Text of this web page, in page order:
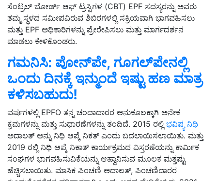
ಸೆಂಟ್ರಲ್ ಬೋರ್ಡ್ ಆಫ್ ಟ್ರಸ್ಟಿಗಳ (CBT) EPF ಸದಸ್ಯರನ್ನು ಅವರು
ತಮ್ಮ ಸ್ಥಳದ ಸಮೀಪವಿರುವ ಶಿಬಿರಗಳಲ್ಲಿ ಸಕ್ರಿಯವಾಗಿ ಭಾಗವಹಿಸಲು
ಮತ್ತು EPF ಅಧಿಕಾರಿಗಳನ್ನು ಪ್ರೇರೇಪಿಸಲು ಮತ್ತು ಮಾರ್ಗದರ್ಶನ
ಮಾಡಲು ಕೇಳಿಕೊಂಡರು.
ಗಮನಿಸಿ: ಪೋನ್‌ಪೇ, ಗೂಗಲ್‌ಪೇನಲ್ಲಿ
ಒಂದು ದಿನಕ್ಕೆ ಇನ್ಮುಂದೆ ಇಷ್ಟು ಹಣ ಮಾತ್ರ
ಕಳಿಸಬಹುದು!
ವರ್ಷಗಳಲ್ಲಿ EPFO ​​ತನ್ನ ಚಂದಾದಾರರ ಅನುಕೂಲಕ್ಕಾಗಿ ಅನೇಕ
ಕ್ರಮಗಳನ್ನು ಮತ್ತು ಸುಧಾರಣೆಗಳನ್ನು ತಂದಿದೆ. 2015 ರಲ್ಲಿ ಭವಿಷ್ಯ ನಿಧಿ
ಅದಾಲತ್ ಅನ್ನು ನಿಧಿ ಆಪ್ಕೆ ನಿಕತ್ ಎಂದು ಬದಲಾಯಿಸಲಾಯಿತು. ಮತ್ತು
2019 ರಲ್ಲಿ ನಿಧಿ ಆಪ್ಕೆ ನಿಕಾತ್ ಕಾರ್ಯಕ್ರಮದ ವಿಸ್ತರಣೆಯನ್ನು ಕಾರ್ಮಿಕ
ಸಂಘಗಳ ಭಾಗವಹಿಸುವಿಕೆಯನ್ನು ಆಹ್ವಾನಿಸುವ ಮೂಲಕ ಮತ್ತಷ್ಟು
ಹೆಚ್ಚಿಸಲಾಯಿತು. ಮಾಸಿಕ ಪಿಂಚಣಿ ಅದಾಲತ್, ಪಿಂಚಣಿದಾರರ